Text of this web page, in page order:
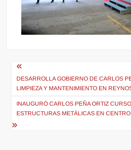
Navegación
de
entradas
DESARROLLA GOBIERNO DE CARLOS
LIMPIEZA Y MANTENIMIENTO EN
INAUGURÓ CARLOS PEÑA ORTIZ
ESTRUCTURAS METÁLICAS EN